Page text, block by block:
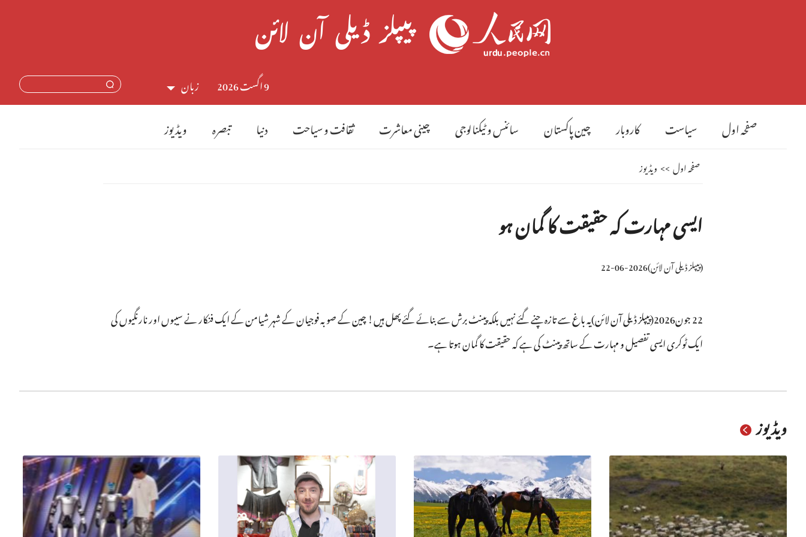
زبان
中文简体
한국어
Português
Қазақ тілі
ภาษาไทย
Bahasa Melayu
9 اگست 2026
صفحہ اول سیاست کاروبار چین پاکستان سائنس و ٹیکنالوجی چینی معاشرت ثقافت و سیاحت دنیا تبصرہ ویڈیوز
صفحہ اول>> ویڈیوز
ایسی مہارت کہ حقیقت کا گمان ہو
(پیپلز ڈیلی آن لائن)
2026-06-22
22 جون2026(پیپلز ڈیلی آن لائن)یہ باغ سے تازہ چنے گئے نہیں بلکہ پینٹ برش سے بنائے گئے پھل ہیں! چین کے صوبہ فوجیان کے شہر شیامن کے ایک فنکار نے سیبوں اور نارنگیوں کی
ایک ٹوکری ایسی تفصیل و مہارت کے ساتھ پینٹ کی ہے کہ حقیقت کا گمان ہوتا ہے۔
ویڈیوز